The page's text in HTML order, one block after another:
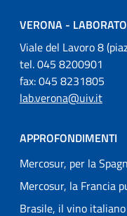
VERONA -
Viale del Lavoro 8
tel. 045 8200901
fax: 045 8231805
lab.verona@uiv.it
APPROFONDIMENTI
Mercosur, per la
Mercosur, la Francia
Brasile, il vino